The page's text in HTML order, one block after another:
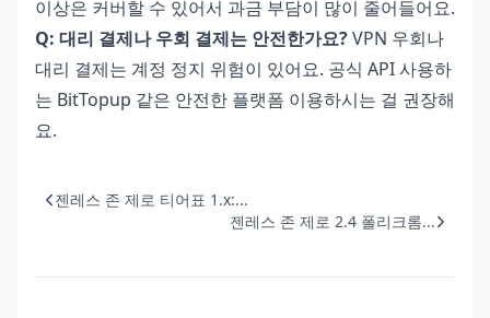
이상은 커버할 수 있어서 과금 부담이 많이 줄어들어요.
Q: 대리 결제나 우회 결제는 안전한가요?VPN 우회나
대리 결제는 계정 정지 위험이 있어요. 공식 API 사용하
는 BitTopup 같은 안전한 플랫폼 이용하시는 걸 권장해
요.
젠레스 존 제로 티어표 1.x:...
젠레스 존 제로 2.4 폴리크롬...